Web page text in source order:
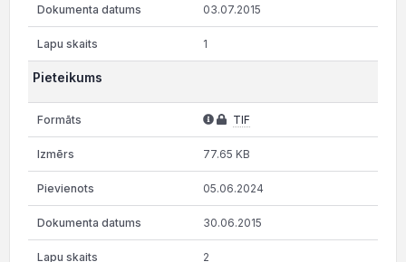
03.07.2015
1
Pieteikums
TIF
77.65 KB
05.06.2024
30.06.2015
2